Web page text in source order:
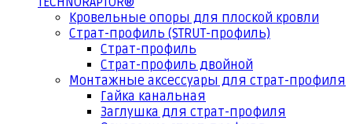
Кровельные опоры для плоской кровли
Страт-профиль (STRUT-профиль)
Страт-профиль
Страт-профиль двойной
Монтажные аксессуары для страт-профиля
Гайка канальная
Заглушка для страт-профиля